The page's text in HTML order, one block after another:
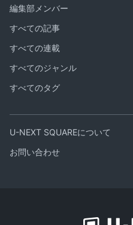
編集部メンバー
すべての記事
すべての連載
すべてのジャンル
すべてのタグ
U-NEXT SQUAREについて
お問い合わせ